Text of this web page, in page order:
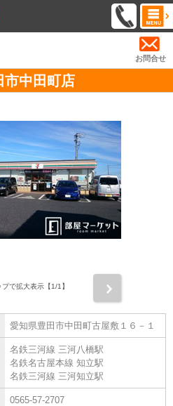
お問合せ
市中田町店
プで拡大表示【1/1】
愛知県豊田市中田町古屋敷１６－１
名鉄三河線 三河八橋駅
名鉄名古屋本線 知立駅
名鉄三河線 三河知立駅
0565-57-2707